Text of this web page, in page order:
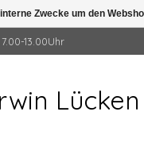
7.00-13.00Uhr
Lücken
Zwecke um den